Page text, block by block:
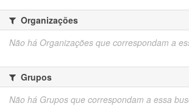
Organizações
Não há Organizações que correspondam a
Grupos
Não há Grupos que correspondam a essa